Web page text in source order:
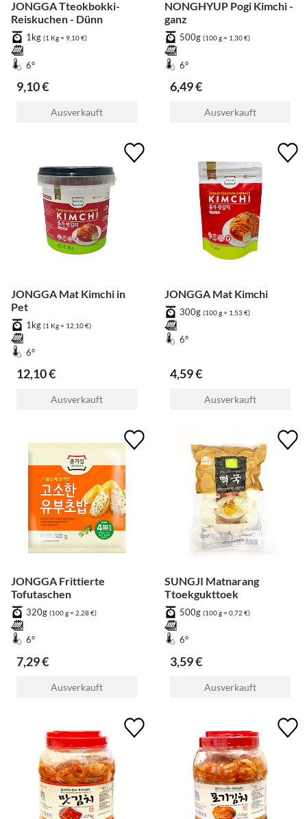
JONGGA Tteokbokki-
Reiskuchen - Dünn
1kg (1 Kg = 9,10 €)
6°
9,10 €
Ausverkauft
NONGHYUP Pogi Kimchi -
ganz
500g (100 g = 1,30 €)
6°
6,49 €
Ausverkauft
JONGGA Mat Kimchi in
Pet
1kg (1 Kg = 12,10 €)
6°
12,10 €
Ausverkauft
JONGGA Mat Kimchi
300g (100 g = 1,53 €)
6°
4,59 €
Ausverkauft
JONGGA Frittierte
Tofutaschen
320g (100 g = 2,28 €)
6°
7,29 €
Ausverkauft
SUNGJI Matnarang
Ttoekgukttoek
500g (100 g = 0,72 €)
6°
3,59 €
Ausverkauft